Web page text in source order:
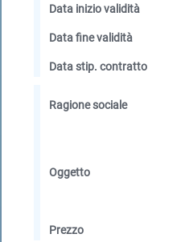
Data inizio validità
Data fine validità
Data stip. contratto
Ragione sociale
Oggetto
Prezzo